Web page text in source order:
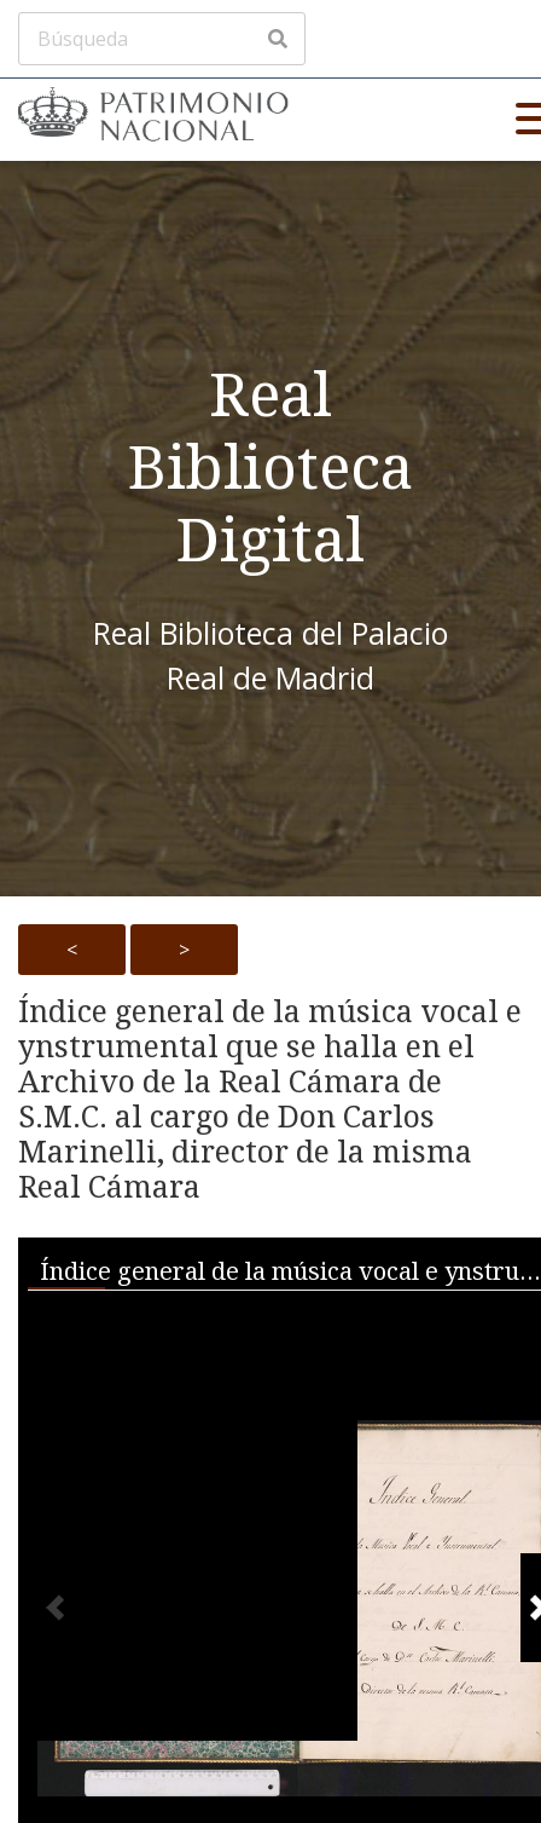
Real
Biblioteca
Digital
Real Biblioteca del Palacio
Real de Madrid
< >
Índice general de la música vocal e
ynstrumental que se halla en el
Archivo de la Real Cámara de
S.M.C. al cargo de Don Carlos
Marinelli, director de la misma
Real Cámara
Media Viewer Índice general de la música vocal e ynstrumental...